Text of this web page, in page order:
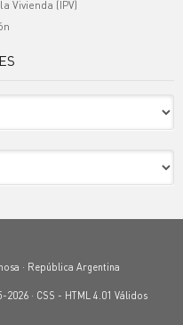
Vivienda (IPV)
· República Argentina
2026 · CSS - HTML 4.01 Válidos